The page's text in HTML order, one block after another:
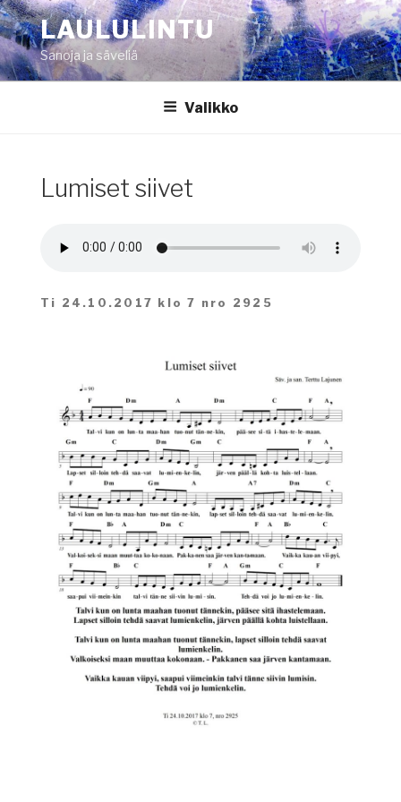
Siirry
sisältöönLAULULINTU
Sanoja ja säveliä
Valikko
Lumiset siivet
Ti 24.10.2017 klo 7 nro 2925